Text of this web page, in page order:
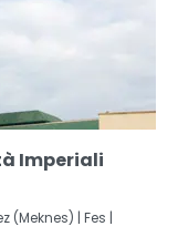
Imperiali
(Meknes) | Fes |